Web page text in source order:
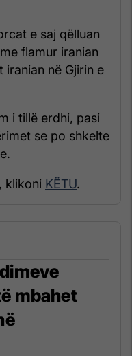
e saj qëlluan
flamur iranian
në Gjirin e
i tillë erdhi, pasi
se po shkelte
klikoni KËTU.
mbahet